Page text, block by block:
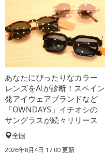
あなたにぴったりなカラー
レンズをAIが診断！スペイン
発アイウェアブランドなど
「OWNDAYS」イチオシの
サングラスが続々リリース
全国
2026年8月4日 17:00更新